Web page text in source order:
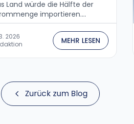
Land würde die Hälfte der
importieren....
2026
MEHR LESEN
Zurück zum Blog